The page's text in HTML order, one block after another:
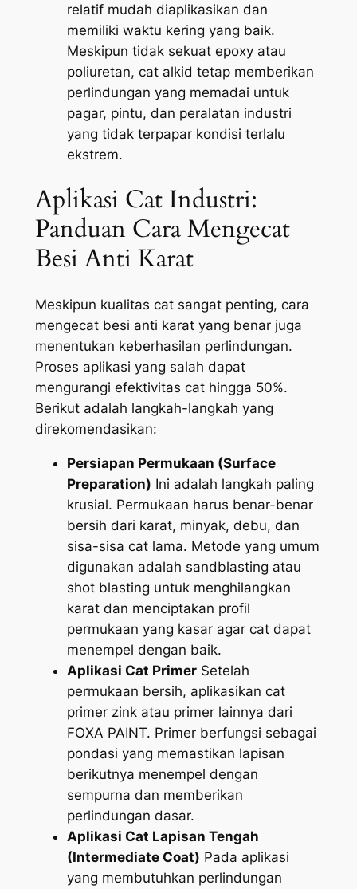
relatif mudah diaplikasikan dan
memiliki waktu kering yang baik.
Meskipun tidak sekuat epoxy atau
poliuretan, cat alkid tetap memberikan
perlindungan yang memadai untuk
pagar, pintu, dan peralatan industri
yang tidak terpapar kondisi terlalu
ekstrem.
Aplikasi Cat Industri:
Panduan Cara Mengecat
Besi Anti Karat
Meskipun kualitas cat sangat penting, cara
mengecat besi anti karat yang benar juga
menentukan keberhasilan perlindungan.
Proses aplikasi yang salah dapat
mengurangi efektivitas cat hingga 50%.
Berikut adalah langkah-langkah yang
direkomendasikan:
Persiapan Permukaan (Surface
Preparation) Ini adalah langkah paling
krusial. Permukaan harus benar-benar
bersih dari karat, minyak, debu, dan
sisa-sisa cat lama. Metode yang umum
digunakan adalah sandblasting atau
shot blasting untuk menghilangkan
karat dan menciptakan profil
permukaan yang kasar agar cat dapat
menempel dengan baik.
Aplikasi Cat PrimerSetelah
permukaan bersih, aplikasikan cat
primer zink atau primer lainnya dari
FOXA PAINT. Primer berfungsi sebagai
pondasi yang memastikan lapisan
berikutnya menempel dengan
sempurna dan memberikan
perlindungan dasar.
Aplikasi Cat Lapisan Tengah
(Intermediate Coat) Pada aplikasi
yang membutuhkan perlindungan